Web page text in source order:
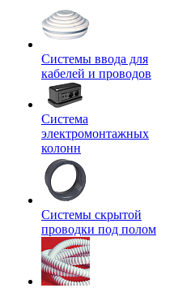
Системы ввода для
кабелей и проводов
Система
электромонтажных
колонн
Системы скрытой
проводки под полом